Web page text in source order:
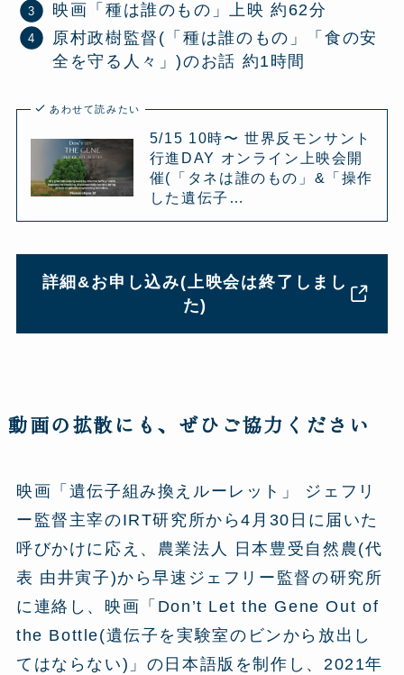
映画「種は誰のもの」上映 約62分
原村政樹監督(「種は誰のもの」「食の安
全を守る人々」)のお話 約1時間
あわせて読みたい
5/15 10時〜 世界反モンサント
行進DAY オンライン上映会開
催(「タネは誰のもの」&「操作
した遺伝子…
詳細&お申し込み(上映会は終了しまし
た)
動画の拡散にも、ぜひご協力ください
映画「遺伝子組み換えルーレット」 ジェフリ
ー監督主宰のIRT研究所から4月30日に届いた
呼びかけに応え、農業法人 日本豊受自然農(代
表 由井寅子)から早速ジェフリー監督の研究所
に連絡し、映画「Don’t Let the Gene Out of
the Bottle(遺伝子を実験室のビンから放出し
てはならない)」の日本語版を制作し、2021年